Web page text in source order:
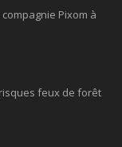
Pixom à
feux de forêt